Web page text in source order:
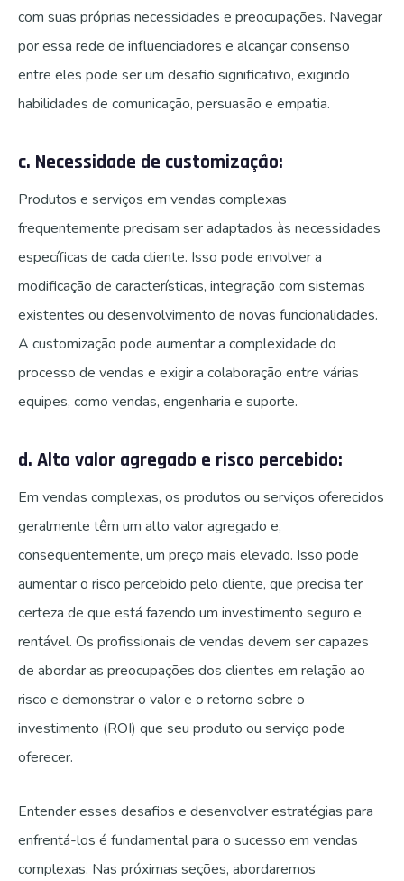
com suas próprias necessidades e preocupações. Navegar
por essa rede de influenciadores e alcançar consenso
entre eles pode ser um desafio significativo, exigindo
habilidades de comunicação, persuasão e empatia.
c. Necessidade de customização:
Produtos e serviços em vendas complexas
frequentemente precisam ser adaptados às necessidades
específicas de cada cliente. Isso pode envolver a
modificação de características, integração com sistemas
existentes ou desenvolvimento de novas funcionalidades.
A customização pode aumentar a complexidade do
processo de vendas e exigir a colaboração entre várias
equipes, como vendas, engenharia e suporte.
d. Alto valor agregado e risco percebido:
Em vendas complexas, os produtos ou serviços oferecidos
geralmente têm um alto valor agregado e,
consequentemente, um preço mais elevado. Isso pode
aumentar o risco percebido pelo cliente, que precisa ter
certeza de que está fazendo um investimento seguro e
rentável. Os profissionais de vendas devem ser capazes
de abordar as preocupações dos clientes em relação ao
risco e demonstrar o valor e o retorno sobre o
investimento (ROI) que seu produto ou serviço pode
oferecer.
Entender esses desafios e desenvolver estratégias para
enfrentá-los é fundamental para o sucesso em vendas
complexas. Nas próximas seções, abordaremos